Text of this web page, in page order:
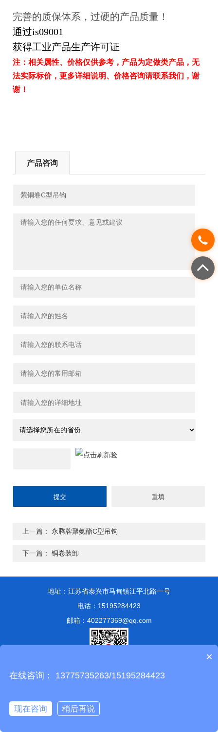
完善的质保体系，过硬的产品质量！
通过is09001
获得工业产品生产许可证
注：相关属性、价格仅供参考，产品为定做类产品，无
法实际标价，更多详细说明、价格咨询请联系我们，谢
谢！
产品咨询
上一篇： 永腾牌聚氨酯C型吊钩
下一篇：铜卷装卸
地址：江苏省泰兴市马甸镇江平北路一号
电话：15195284423
邮箱：402277369@qq.com
苏公网安备 32128302001347号
×
在线咨询： 13775735263/15195284423
现在咨询
稍后再说
在线咨询